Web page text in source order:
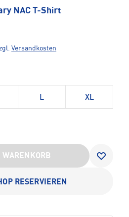
NAC T-Shirt
Versandkosten
L XL
RESERVIEREN